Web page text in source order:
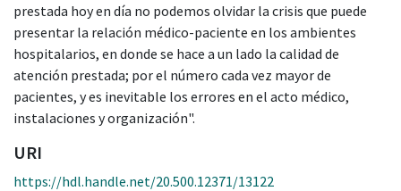
prestada hoy en día no podemos olvidar la crisis que puede
presentar la relación médico-paciente en los ambientes
hospitalarios, en donde se hace a un lado la calidad de
atención prestada; por el número cada vez mayor de
pacientes, y es inevitable los errores en el acto médico,
instalaciones y organización".
URI
https://hdl.handle.net/20.500.12371/13122